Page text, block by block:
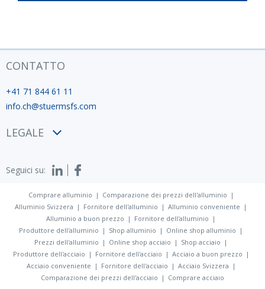
CONTATTO
+41 71 844 61 11
info.ch@stuermsfs.com
LEGALE
Privacy policy
Seguici su:
Comprare alluminio
Comparazione dei prezzi dell'alluminio
Alluminio Svizzera
Fornitore dell'alluminio
Alluminio conveniente
Alluminio a buon prezzo
Fornitore dell'alluminio
Produttore dell'alluminio
Shop alluminio
Online shop alluminio
Prezzi dell'alluminio
Online shop acciaio
Shop acciaio
Produttore dell'acciaio
Fornitore dell'acciaio
Acciaio a buon prezzo
Acciaio conveniente
Fornitore dell'acciaio
Acciaio Svizzera
Comparazione dei prezzi dell'acciaio
Comprare acciaio